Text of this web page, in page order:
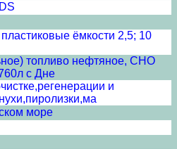
ёмкости 2,5; 10
топливо нефтяное, СНО
с Дне
и
море